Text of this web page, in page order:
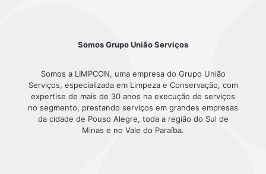
Somos Grupo União Serviços
Somos a LIMPCON, uma empresa do Grupo União
Serviços, especializada em Limpeza e Conservação, com
expertise de mais de 30 anos na execução de serviços
no segmento, prestando serviços em grandes empresas
da cidade de Pouso Alegre, toda a região do Sul de
Minas e no Vale do Paraíba.